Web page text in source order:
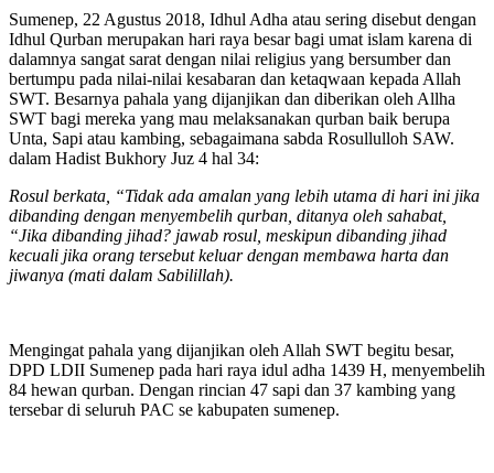
Sumenep, 22 Agustus 2018, Idhul Adha atau sering disebut dengan
Idhul Qurban merupakan hari raya besar bagi umat islam karena di
dalamnya sangat sarat dengan nilai religius yang bersumber dan
bertumpu pada nilai-nilai kesabaran dan ketaqwaan kepada Allah
SWT. Besarnya pahala yang dijanjikan dan diberikan oleh Allha
SWT bagi mereka yang mau melaksanakan qurban baik berupa
Unta, Sapi atau kambing, sebagaimana sabda Rosullulloh SAW.
dalam Hadist Bukhory Juz 4 hal 34:
Rosul berkata, “Tidak ada amalan yang lebih utama di hari ini jika
dibanding dengan menyembelih qurban, ditanya oleh sahabat,
“Jika dibanding jihad? jawab rosul, meskipun dibanding jihad
kecuali jika orang tersebut keluar dengan membawa harta dan
jiwanya (mati dalam Sabilillah).
Mengingat pahala yang dijanjikan oleh Allah SWT begitu besar,
DPD LDII Sumenep pada hari raya idul adha 1439 H, menyembelih
84 hewan qurban. Dengan rincian 47 sapi dan 37 kambing yang
tersebar di seluruh PAC se kabupaten sumenep.